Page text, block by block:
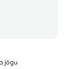
jógu